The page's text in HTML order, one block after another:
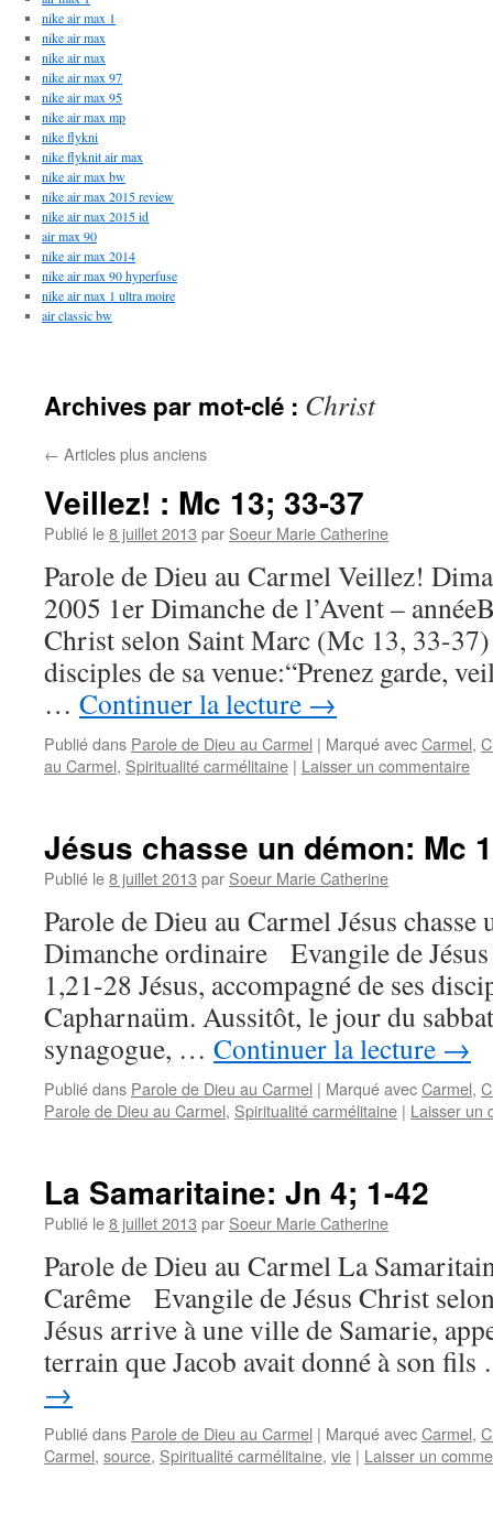
nike air max 1
nike air max
nike air max
nike air max 97
nike air max 95
nike air max mp
nike flykni
nike flyknit air max
nike air max bw
nike air max 2015 review
nike air max 2015 id
air max 90
nike air max 2014
nike air max 90 hyperfuse
nike air max 1 ultra moire
air classic bw
Archives par mot-clé : Christ
← Articles plus anciens
Veillez! : Mc 13; 33-37
Publié le8 juillet 2013 par Soeur Marie Catherine
Parole de Dieu au Carmel Veillez!
2005 1er Dimanche de l’Avent –
Christ selon Saint Marc (Mc 13, 33-37)
disciples de sa venue:“Prenez garde,
… Continuer la lecture →
Publié dans Parole de Dieu au Carmel | Marqué avecCarmel,
au Carmel, Spiritualité carmélitaine | Laisser un commentaire
Jésus chasse un démon: Mc
Publié le8 juillet 2013 par Soeur Marie Catherine
Parole de Dieu au Carmel Jésus
Dimanche ordinaire Evangile de
1,21-28 Jésus, accompagné de ses
Capharnaüm. Aussitôt, le jour du
synagogue, … Continuer la lecture →
Publié dans Parole de Dieu au Carmel | Marqué avecCarmel,
Parole de Dieu au Carmel, Spiritualité carmélitaine | Laisser un
La Samaritaine: Jn 4; 1-42
Publié le8 juillet 2013 par Soeur Marie Catherine
Parole de Dieu au Carmel La
Carême Evangile de Jésus Christ
Jésus arrive à une ville de Samarie,
terrain que Jacob avait donné à son
→
Publié dans Parole de Dieu au Carmel | Marqué avecCarmel,
Carmel, source, Spiritualité carmélitaine, vie | Laisser un